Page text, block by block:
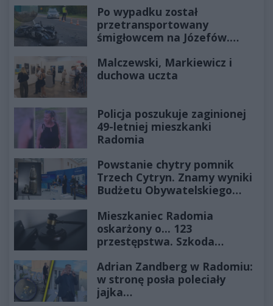
Po wypadku został
przetransportowany
śmigłowcem na Józefów.
Malczewski, Markiewicz i
duchowa uczta
Policja poszukuje zaginionej
49-letniej mieszkanki
Radomia
Powstanie chytry pomnik
Trzech Cytryn. Znamy wyniki
Budżetu Obywatelskiego
Mieszkaniec Radomia
oskarżony o... 123
przestępstwa. Szkoda
złotych
Adrian Zandberg w Radomiu:
w stronę posła poleciały
jajka…